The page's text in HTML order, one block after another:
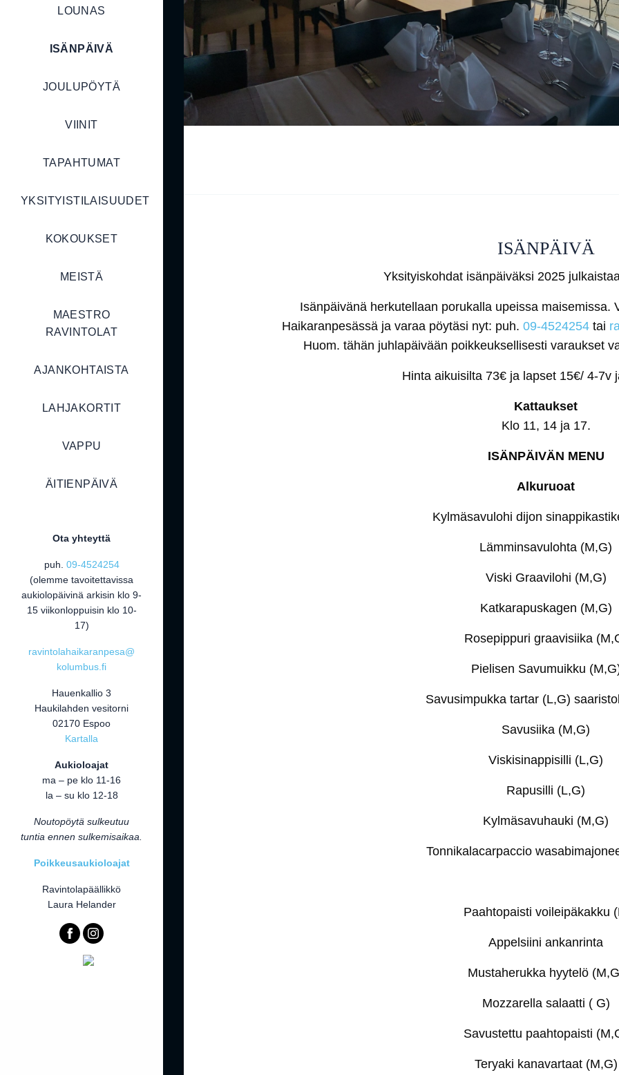
LOUNAS
ISÄNPÄIVÄ
JOULUPÖYTÄ
VIINIT
TAPAHTUMAT
YKSITYISTILAISUUDET
KOKOUKSET
MEISTÄ
MAESTRO
RAVINTOLAT
AJANKOHTAISTA
LAHJAKORTIT
VAPPU
ÄITIENPÄIVÄ
Ota yhteyttä
puh. 09-4524254
(olemme tavoitettavissa
aukiolopäivinä arkisin klo 9-
15 viikonloppuisin klo 10-
17)
ravintolahaikaranpesa@
kolumbus.fi
Hauenkallio 3
Haukilahden vesitorni
02170 Espoo
Kartalla
Aukioloajat
ma – pe klo 11-16
la – su klo 12-18
Noutopöytä sulkeutuu
tuntia ennen sulkemisaikaa.
Poikkeusaukioloajat
Ravintolapäällikkö
Laura Helander
ISÄNPÄIVÄ
Yksityiskohdat isänpäiväksi 2025
Isänpäivänä herkutellaan porukalla upeissa maisemissa.
Haikaranpesässä ja varaa pöytäsi nyt: puh. 09-4524254 tai
Huom. tähän juhlapäivään poikkeuksellisesti varaukset
Hinta aikuisilta 73€ ja lapset 15€/ 4-7v
Kattaukset
Klo 11, 14 ja 17.
ISÄNPÄIVÄN MENU
Alkuruoat
Kylmäsavulohi dijon
Lämminsavulohta (M,G)
Viski Graavilohi (M,G)
Katkarapuskagen (M,G)
Rosepippuri graavisiika
Pielisen Savumuikku
Savusimpukka tartar (L,G)
Savusiika (M,G)
Viskisinappisilli (L,G)
Rapusilli (L,G)
Kylmäsavuhauki (M,G)
Tonnikalacarpaccio
Paahtopaisti voileipäkakku
Appelsiini ankanrinta
Mustaherukka hyytelö
Mozzarella salaatti ( G)
Savustettu paahtopaisti
Teryaki kanavartaat (M,G)